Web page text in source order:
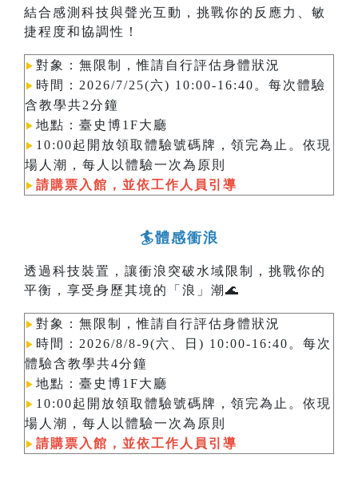
結合感測科技與聲光互動，挑戰你的反應力、敏
捷程度和協調性！
▶︎ 對象：無限制，惟請自行評估身體狀況
▶︎ 時間：2026/7/25(六) 10:00-16:40。每次體驗
含教學共2分鐘
▶︎ 地點：臺史博1F大廳
▶︎ 10:00起開放領取體驗號碼牌，領完為止。依現
場人潮，每人以體驗一次為原則​​​​​​
▶︎ 請購票入館，並依工作人員引導
🏄體感衝浪
透過科技裝置，讓衝浪突破水域限制，挑戰你的
平衡，享受身歷其境的「浪」潮🌊
▶︎ 對象：無限制，惟請自行評估身體狀況
▶︎ 時間：2026/8/8-9(六、日) 10:00-16:40。每次
體驗含教學共4分鐘
▶︎ 地點：臺史博1F大廳
▶︎ 10:00起開放領取體驗號碼牌，領完為止。依現
場人潮，每人以體驗一次為原則​​​​​​
▶︎ 請購票入館，並依工作人員引導